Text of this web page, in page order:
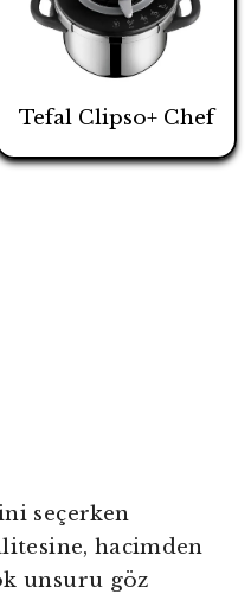
Tefal Clipso+ Chef
seçerken
hacimden
unsuru göz